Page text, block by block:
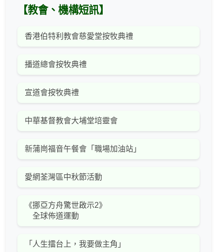
【教會、機構短訊】
香港伯特利教會慈愛堂按牧典禮
播道總會按牧典禮
宣道會按牧典禮
中華基督教會大埔堂培靈會
新蒲崗福音午餐會「職場加油站」
愛網荃灣區中秋節活動
《挪亞方舟驚世啟示2》
全球佈道運動
「人生擂台上，我要做主角」